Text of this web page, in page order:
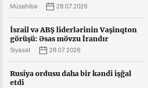
Müsahibə 28.07.2026
İsrail və ABŞ liderlərinin Vaşinqton
görüşü: Əsas mövzu İrandır
Siyasət 28.07.2026
Rusiya ordusu daha bir kəndi işğal
etdi